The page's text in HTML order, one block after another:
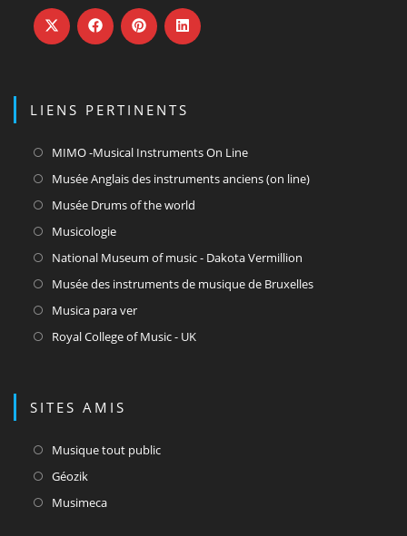
nouvel
onglet
nouvel
onglet
nouvel
onglet
LIENS PERTINENTS
MIMO -Musical Instruments On LineS’ouvre
dans
Musée Anglais des instruments anciens (on line)S’ouvre
Musée Drums of the world
onglet
MusicologieS’ouvre
dans
onglet
National Museum of music - Dakota Vermillion
dans
Musée des instruments de musique de BruxellesS’ouvre
Musica para verS’ouvre
dans
Royal College of Music - UKS’ouvre
SITES AMIS
Musique tout publicS’ouvre
GéozikS’ouvre
dans
MusimecaS’ouvre